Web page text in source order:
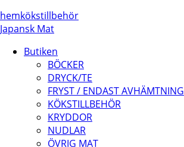
hemkökstillbehör
Japansk Mat
Butiken
BÖCKER
DRYCK/TE
FRYST / ENDAST AVHÄMTNING
KÖKSTILLBEHÖR
KRYDDOR
NUDLAR
ÖVRIG MAT